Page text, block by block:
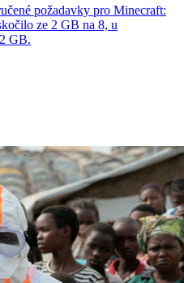
požadavky pro Minecraft:
ze 2 GB na 8, u
GB.